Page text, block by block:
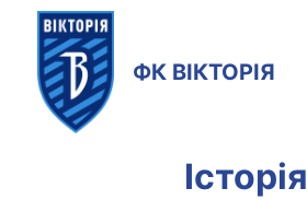
content
ФК ВІКТОРІЯ
Історія